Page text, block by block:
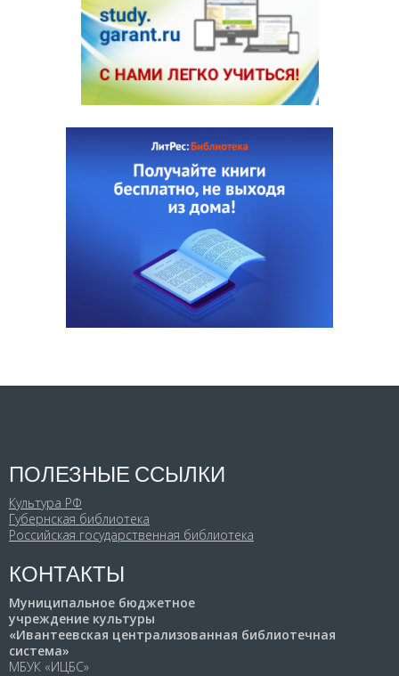
ПОЛЕЗНЫЕ ССЫЛКИ
Культура РФ
Губернская библиотека
Российская государственная библиотека
КОНТАКТЫ
Муниципальное бюджетное
учреждение культуры
«Ивантеевская централизованная библиотечная
система»
МБУК «ИЦБС»